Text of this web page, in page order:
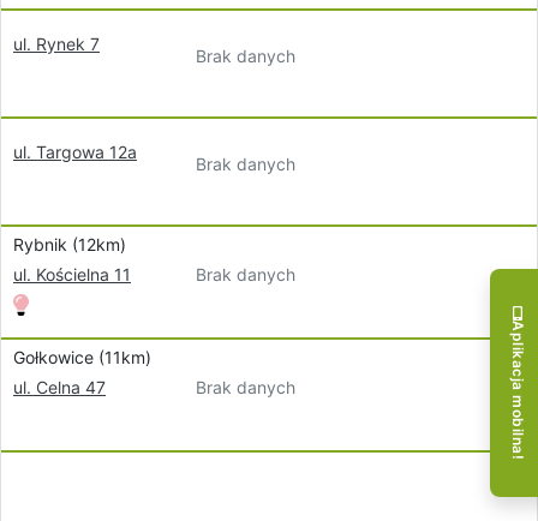
ul. Rynek 7
Brak danych
ul. Targowa 12a
Brak danych
Rybnik (12km)
ul. Kościelna 11
Brak danych
Gołkowice (11km)
ul. Celna 47
Brak danych Aplikacja mobilna!